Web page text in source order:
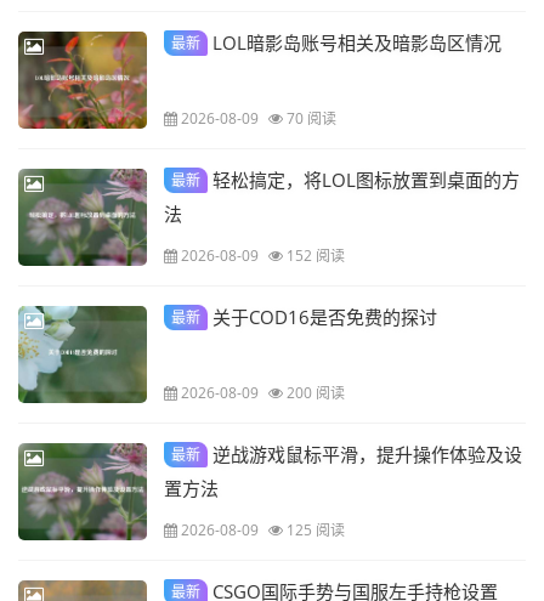
最新 LOL暗影岛账号相关及暗影岛区情况
2026-08-09 70 阅读
最新 轻松搞定，将LOL图标放置到桌面的方
法
2026-08-09 152 阅读
最新 关于COD16是否免费的探讨
2026-08-09 200 阅读
最新 逆战游戏鼠标平滑，提升操作体验及设
置方法
2026-08-09 125 阅读
最新 CSGO国际手势与国服左手持枪设置